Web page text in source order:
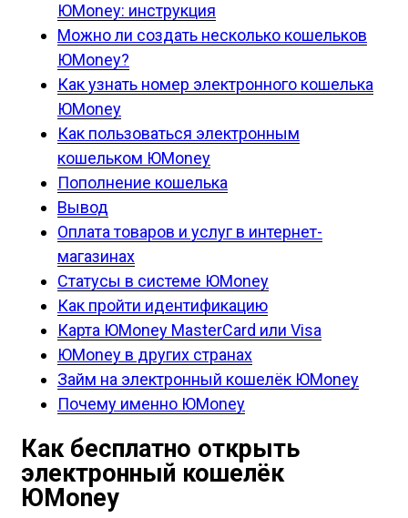
ЮMoney: инструкция
Можно ли создать несколько кошельков
ЮMoney?
Как узнать номер электронного кошелька
ЮMoney
Как пользоваться электронным
кошельком ЮMoney
Пополнение кошелька
Вывод
Оплата товаров и услуг в интернет-
магазинах
Статусы в системе ЮMoney
Как пройти идентификацию
Карта ЮMoney MasterCard или Visa
ЮMoney в других странах
Займ на электронный кошелёк ЮMoney
Почему именно ЮMoney
Как бесплатно открыть
электронный кошелёк
ЮMoney